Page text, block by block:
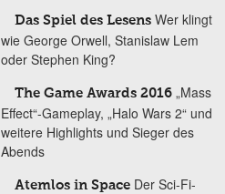
Das Spiel des Lesens Wer klingt
wie George Orwell, Stanislaw Lem
oder Stephen King?
The Game Awards 2016 „Mass
Effect“-Gameplay, „Halo Wars 2“ und
weitere Highlights und Sieger des
Abends
Atemlos in Space Der Sci-Fi-